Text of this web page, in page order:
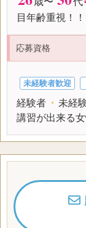
目年齢重視！！
応募資格
未経験者歓迎
経験者 ・ 未経
講習が出来る